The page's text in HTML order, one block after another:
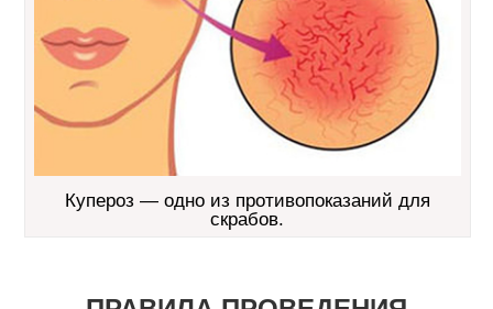
Купероз — одно из противопоказаний для
скрабов.